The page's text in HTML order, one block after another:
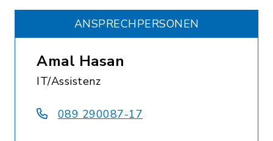
ANSPRECHPERSONEN
Amal Hasan
IT/Assistenz
089 290087-17